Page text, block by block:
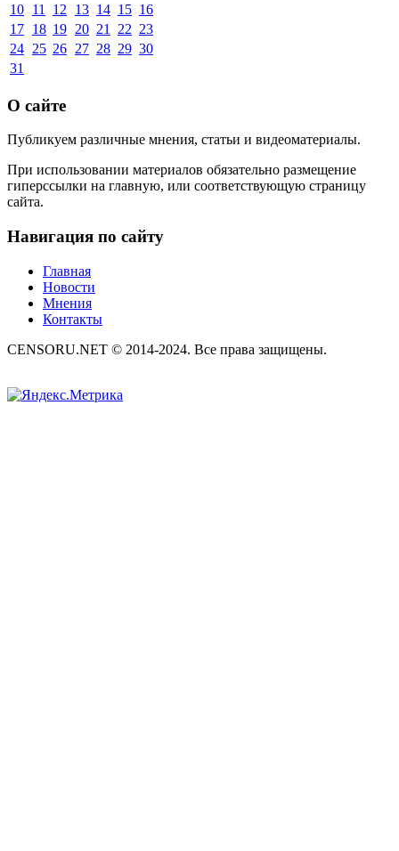
10 11 12 13 14 15 16
17 18 19 20 21 22 23
24 25 26 27 28 29 30
31
О сайте
Публикуем различные мнения, статьи и видеоматериалы.
При использовании материалов обязательно размещение
гиперссылки на главную, или соответствующую страницу
сайта.
Навигация по сайту
Главная
Новости
Мнения
Контакты
CENSORU.NET © 2014-2024. Все права защищены.